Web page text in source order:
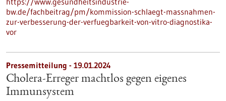
bw.de/fachbeitrag/pm/kommission-schlaegt-massnahmen-
zur-verbesserung-der-verfuegbarkeit-von-vitro-diagnostika-
vor
Pressemitteilung - 19.01.2024
Cholera-Erreger machtlos gegen eigenes
Immunsystem